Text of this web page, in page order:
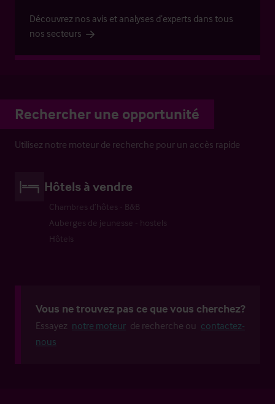
Découvrez nos avis et analyses d’experts dans tous
nos secteurs
Rechercher une opportunité
Utilisez notre moteur de recherche pour un accès rapide
Hôtels à vendre
Chambres d’hôtes - B&B
Auberges de jeunesse - hostels
Hôtels
Vous ne trouvez pas ce que vous cherchez?
Essayez notre moteur de recherche ou contactez-
nous